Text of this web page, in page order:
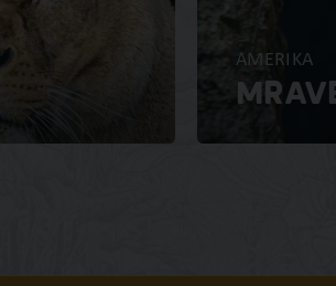
AMERIKA